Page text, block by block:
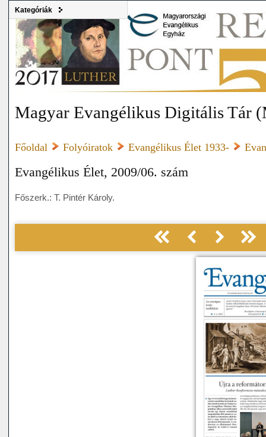
Kategóriák
Magyar Evangélikus Digitális Tár
Főoldal Folyóiratok Evangélikus Élet 1933-
Evangélikus Élet, 2009/06. szám
Főszerk.: T. Pintér Károly.